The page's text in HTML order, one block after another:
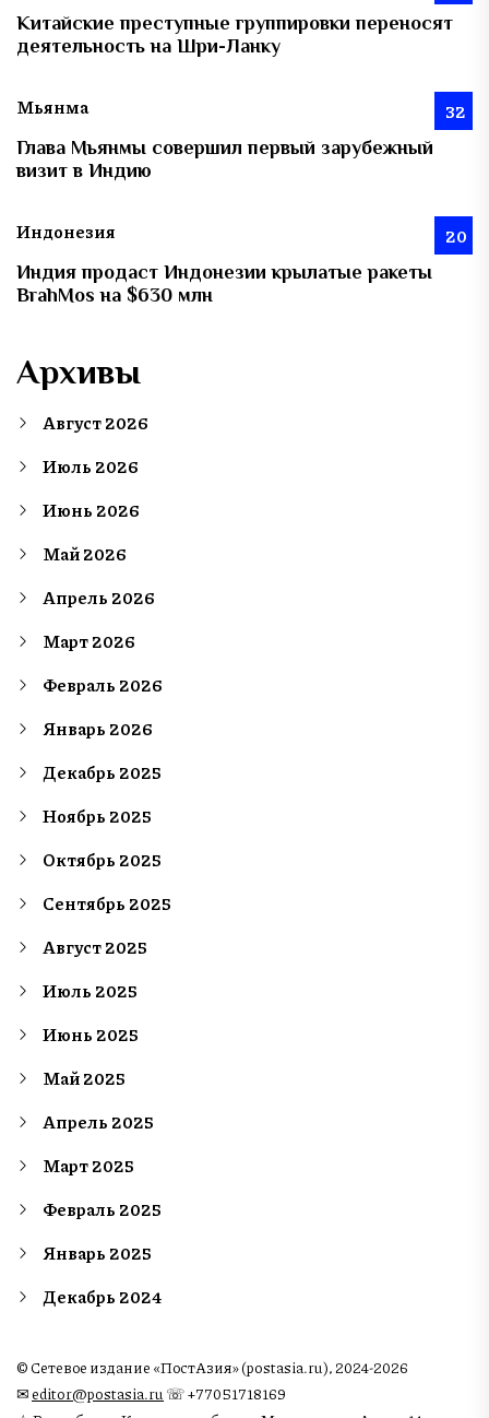
Китайские преступные группировки переносят
деятельность на Шри-Ланку
Мьянма 32
Глава Мьянмы совершил первый зарубежный
визит в Индию
Индонезия 20
Индия продаст Индонезии крылатые ракеты
BrahMos на $630 млн
Архивы
Август 2026
Июль 2026
Июнь 2026
Май 2026
Апрель 2026
Март 2026
Февраль 2026
Январь 2026
Декабрь 2025
Ноябрь 2025
Октябрь 2025
Сентябрь 2025
Август 2025
Июль 2025
Июнь 2025
Май 2025
Апрель 2025
Март 2025
Февраль 2025
Январь 2025
Декабрь 2024
© Сетевое издание «ПостАзия» (postasia.ru), 2024-2026
✉︎editor@postasia.ru ☏ +77051718169